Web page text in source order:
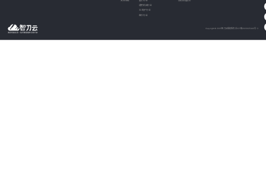
通用机械行业
3C电子行业
医疗行业
Copyright © 2025 智刀云版权所有 苏ICP备2023025443号-3